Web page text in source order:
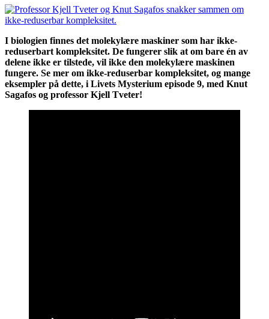
I biologien finnes det molekylære maskiner som har ikke-
reduserbart kompleksitet. De fungerer slik at om bare én av
delene ikke er tilstede, vil ikke den molekylære maskinen
fungere. Se mer om ikke-reduserbar kompleksitet, og mange
eksempler på dette, i Livets Mysterium episode 9, med Knut
Sagafos og professor Kjell Tveter!